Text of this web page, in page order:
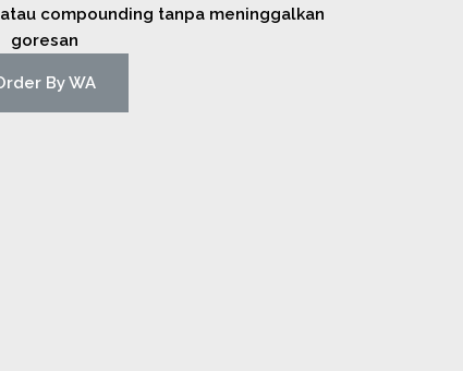
compounding tanpa meninggalkan
goresan
By WA